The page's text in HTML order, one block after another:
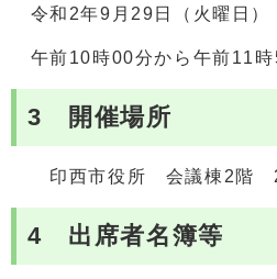
令和2年9月29日（火曜日）
午前10時00分から午前11時
3 開催場所
印西市役所 会議棟2階
4 出席者名簿等